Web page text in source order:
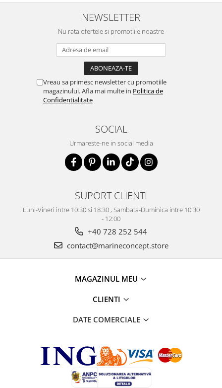
NEWSLETTER
Nu rata ofertele si promotiile noastre
Vreau sa primesc newsletter cu promotiile
magazinului. Afla mai multe in Politica de
Confidentialitate
SOCIAL
Urmareste-ne in social media
SUPORT CLIENTI
Luni-Vineri intre 10:30 si 18:30 , Sambata-Duminica intre 10:30
- 12:00
+40 728 252 544
contact@marineconcept.store
MAGAZINUL MEU
CLIENTI
DATE COMERCIALE